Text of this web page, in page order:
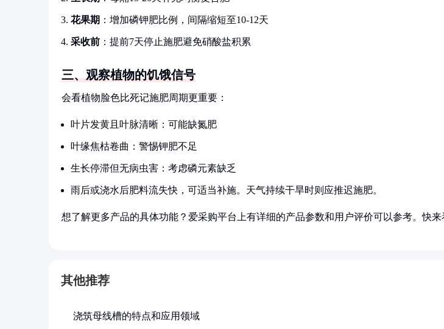
花果期 ：增加磷钾肥比例，间隔缩短至10-12天
采收前 ：提前7天停止施肥避免硝酸盐积累
三、观察植物的饥饿信号
会看植物脸色比死记施肥周期更重要：
叶片发黄且叶脉清晰：可能缺氮肥
叶缘焦枯卷曲：警惕钾肥不足
生长停滞但无病虫害：考虑磷元素缺乏
雨后或浇水后肥料流失快，可适当补施。天气持续干旱时则应推迟施肥。
想了解更多产品的具体功能？爱采购平台上有详细的产品参数和用户评价可以参考。快来
其他推荐
浇筑母线槽的特点和应用领域